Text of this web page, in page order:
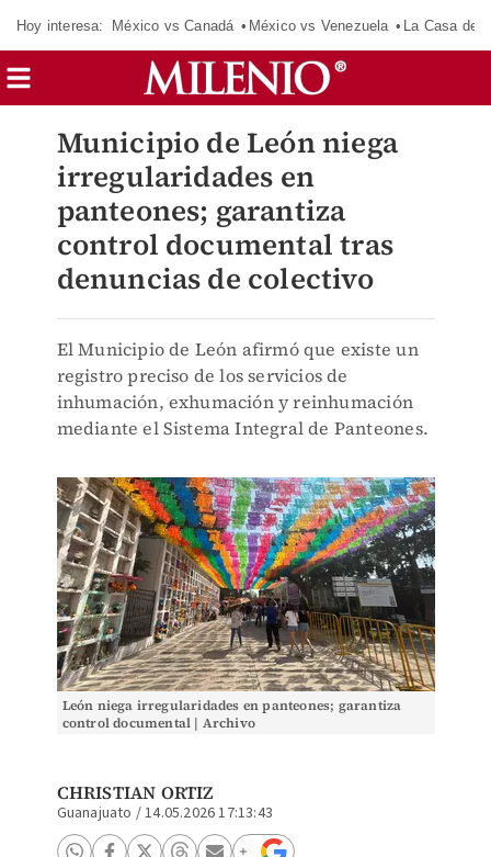
Hoy interesa: México vs Canadá México vs Venezuela La Casa de
Municipio de León niega
irregularidades en
panteones; garantiza
control documental tras
denuncias de colectivo
El Municipio de León afirmó que existe un
registro preciso de los servicios de
inhumación, exhumación y reinhumación
mediante el Sistema Integral de Panteones.
León niega irregularidades en panteones; garantiza
control documental | Archivo
CHRISTIAN ORTIZ
Guanajuato /14.05.2026 17:13:43